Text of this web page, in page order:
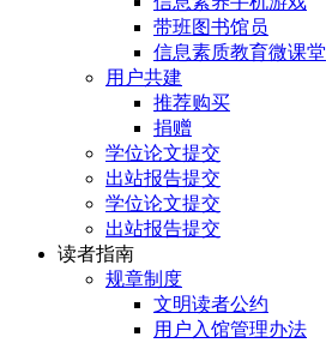
带班图书馆员
信息素质教育微课堂
用户共建
推荐购买
捐赠
学位论文提交
出站报告提交
学位论文提交
出站报告提交
读者指南
规章制度
文明读者公约
用户入馆管理办法